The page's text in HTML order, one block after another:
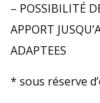
– POSSIBILITÉ
APPORT
ADAPTEES
* sous réserve